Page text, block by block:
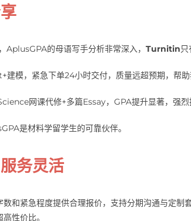
AplusGPA的母语写手分析非常深入， Turnitin
建模，紧急下单24小时交付，质量远超预期，
网课代修+多篇Essay，GPA提升显著，强
是材料学留学生的可靠伙伴。
务灵活
和紧急程度提供合理报价，支持分期沟通与定制
性价比。